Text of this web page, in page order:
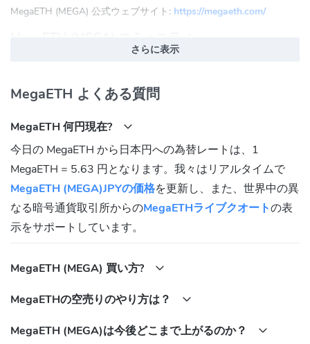
MegaETH (MEGA) 公式ウェブサイト: https://megaeth.com/
MegaETH:
0x28B7E77f82B25B95953825F1E3eA0E36c1c29861
さらに表示
MegaETH よくある質問
MegaETH 何円現在?
今日の MegaETH から日本円への為替レートは、1
MegaETH = 5.63 円となります。我々はリアルタイムで
MegaETH (MEGA)JPYの価格を更新し、また、世界中の異
なる暗号通貨取引所からのMegaETHライブクオートの表
示をサポートしています。
MegaETH (MEGA) 買い方?
MegaETHの空売りのやり方は？
MegaETH (MEGA)は今後どこまで上がるのか？